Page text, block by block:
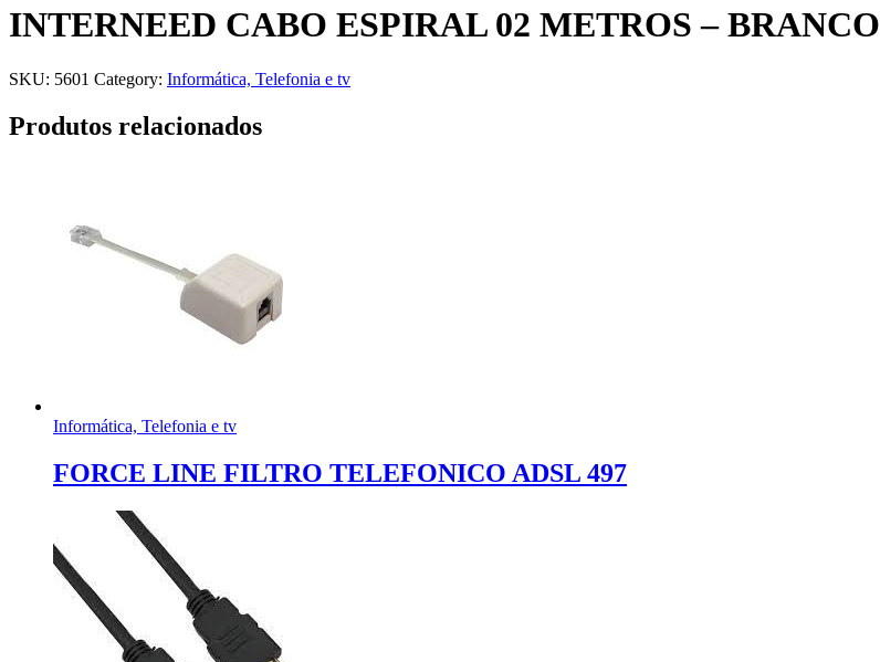
INTERNEED CABO ESPIRAL 02 METROS – BRANCO
SKU: 5601 Category: Informática, Telefonia e tv
Produtos relacionados
Informática, Telefonia e tv
FORCE LINE FILTRO TELEFONICO ADSL 497